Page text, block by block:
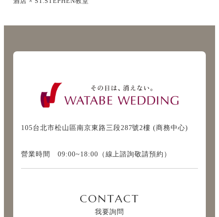
105台北市松山區南京東路三段287號2樓 (商務中心)
營業時間 09:00~18:00（線上諮詢敬請預約）
CONTACT
我要詢問